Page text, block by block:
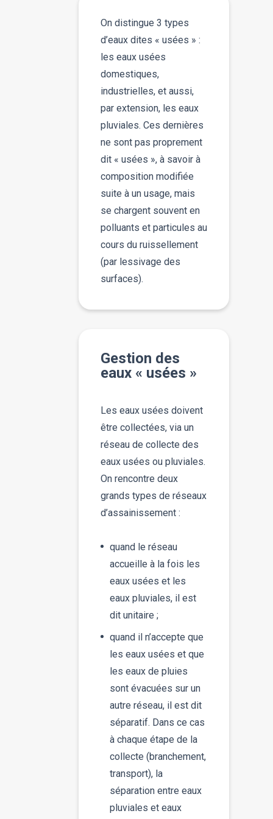
On distingue 3 types
d’eaux dites « usées » :
les eaux usées
domestiques,
industrielles, et aussi,
par extension, les eaux
pluviales. Ces dernières
ne sont pas proprement
dit « usées », à savoir à
composition modifiée
suite à un usage, mais
se chargent souvent en
polluants et particules au
cours du ruissellement
(par lessivage des
surfaces).
Gestion des
eaux « usées »
Les eaux usées doivent
être collectées, via un
réseau de collecte des
eaux usées ou pluviales.
On rencontre deux
grands types de réseaux
d’assainissement :
quand le réseau
accueille à la fois les
eaux usées et les
eaux pluviales, il est
dit unitaire ;
quand il n’accepte que
les eaux usées et que
les eaux de pluies
sont évacuées sur un
autre réseau, il est dit
séparatif. Dans ce cas
à chaque étape de la
collecte (branchement,
transport), la
séparation entre eaux
pluviales et eaux